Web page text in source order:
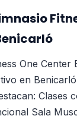
One Center
en
Clases
Sala